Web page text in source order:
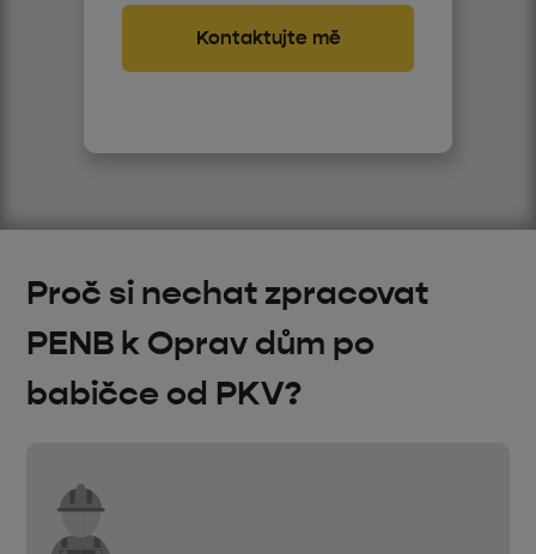
Proč si nechat zpracovat
PENB k Oprav dům po
babičce od PKV?